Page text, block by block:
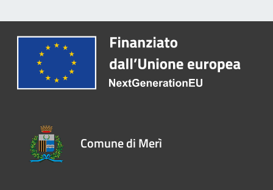
Comune di Merì